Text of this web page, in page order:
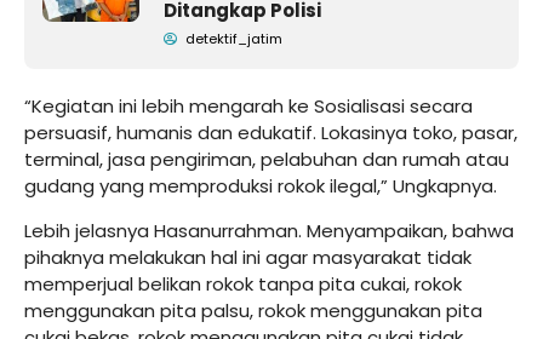
Ditangkap Polisi
detektif_jatim
“Kegiatan ini lebih mengarah ke Sosialisasi secara
persuasif, humanis dan edukatif. Lokasinya toko, pasar,
terminal, jasa pengiriman, pelabuhan dan rumah atau
gudang yang memproduksi rokok ilegal,” Ungkapnya.
Lebih jelasnya Hasanurrahman. Menyampaikan, bahwa
pihaknya melakukan hal ini agar masyarakat tidak
memperjual belikan rokok tanpa pita cukai, rokok
menggunakan pita palsu, rokok menggunakan pita